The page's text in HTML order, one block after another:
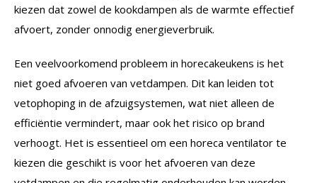
kiezen dat zowel de kookdampen als de warmte effectief
afvoert, zonder onnodig energieverbruik.
Een veelvoorkomend probleem in horecakeukens is het
niet goed afvoeren van vetdampen. Dit kan leiden tot
vetophoping in de afzuigsystemen, wat niet alleen de
efficiëntie vermindert, maar ook het risico op brand
verhoogt. Het is essentieel om een horeca ventilator te
kiezen die geschikt is voor het afvoeren van deze